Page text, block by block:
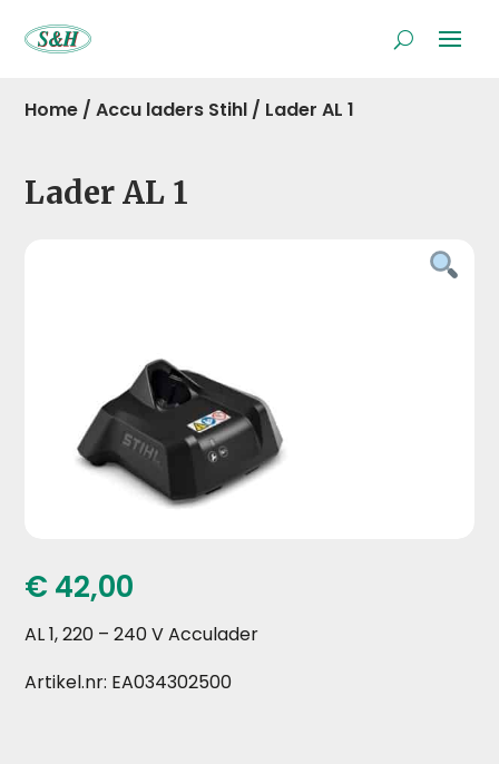
Home /Accu laders Stihl / Lader AL 1
Lader AL 1
€ 42,00
AL 1, 220 – 240 V Acculader
Artikel.nr: EA034302500